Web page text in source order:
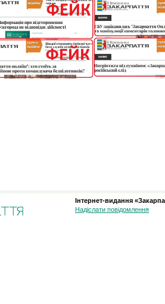
Інтернет-видання
Надіслати повідомлення